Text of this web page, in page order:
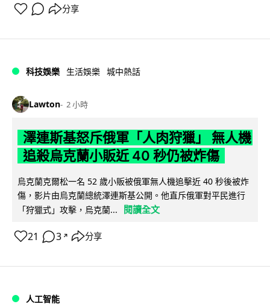
分享
科技娛樂 生活娛樂 城中熱話
Lawton 2 小時
澤連斯基怒斥俄軍「人肉狩獵」 無人機
追殺烏克蘭小販近 40 秒仍被炸傷
烏克蘭克爾松一名 52 歲小販被俄軍無人機追擊近 40 秒後被炸
傷，影片由烏克蘭總統澤連斯基公開。他直斥俄軍對平民進行
「狩獵式」攻擊，烏克蘭...
閱讀全文
21 3 ↗ 分享
人工智能